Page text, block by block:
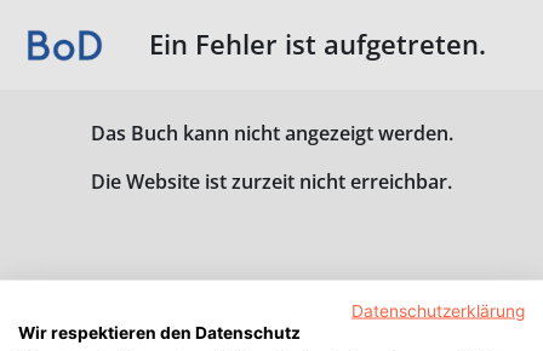
Ein Fehler ist aufgetreten.
Das Buch kann nicht angezeigt werden.
Die Website ist zurzeit nicht erreichbar.
Datenschutzerklärung
Wir respektieren den Datenschutz